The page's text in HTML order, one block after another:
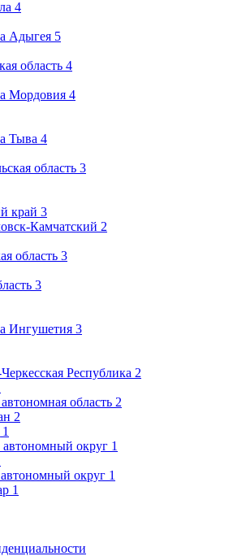
4
Адыгея 5
область 4
Мордовия 4
Тыва 4
область 3
край 3
Камчатский 2
область 3
3
Ингушетия 3
Республика 2
область 2
2
1
автономный округ 1
округ 1
1